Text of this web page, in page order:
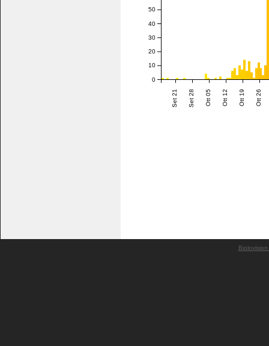
Set 21 Set 28 Ott 05 Ott 12 Ott 19 Ott 26
0
10
20
30
40
50
Biolovision